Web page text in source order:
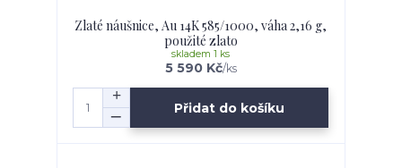
Zlaté náušnice, Au 14K 585/1000, váha 2,16 g,
použité zlato
5 590 Kč/ks
skladem 1 ks
Přidat do košíku